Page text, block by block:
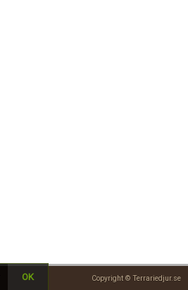
Copyright © Terrariedjur.se
OK